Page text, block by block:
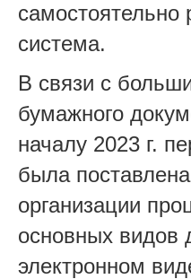
самостоятельно
система.
В связи с
бумажного
началу 2023 г.
была
организации
основных видов
электронном